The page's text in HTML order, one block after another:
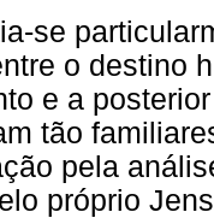
se
o destino
e a
tão
pela
próprio